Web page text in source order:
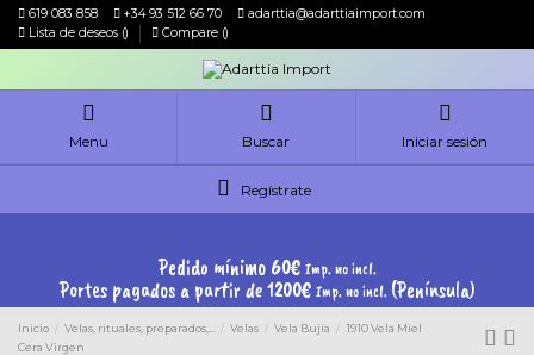
619 083 858 +34 93 512 66 70
adarttia@adarttiaimport.com
Lista de deseos () Compare ()
Menu Buscar Iniciar sesión
Regístrate
Pedido mínimo 60€ Imp. no incl.
Portes pagados a partir de 1200€ Imp. no incl. (Península)
Inicio Velas, rituales, preparados,... Velas Vela Bujía
1910 Vela Miel
Cera Virgen